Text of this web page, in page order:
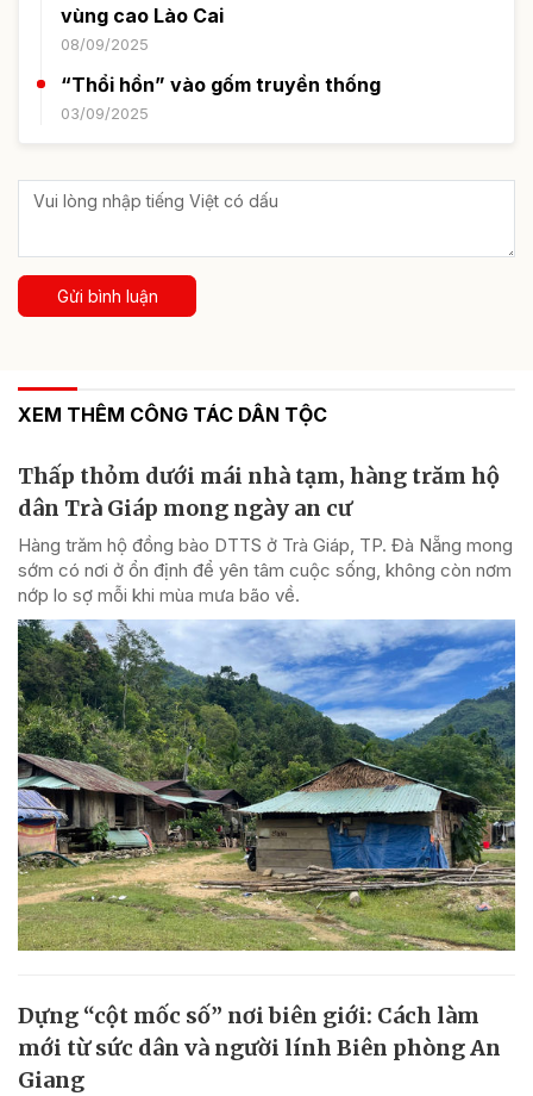
vùng cao Lào Cai
08/09/2025
“Thổi hồn” vào gốm truyền thống
03/09/2025
Gửi bình luận
XEM THÊM CÔNG TÁC DÂN TỘC
Thấp thỏm dưới mái nhà tạm, hàng trăm hộ
dân Trà Giáp mong ngày an cư
Hàng trăm hộ đồng bào DTTS ở Trà Giáp, TP. Đà Nẵng mong
sớm có nơi ở ổn định để yên tâm cuộc sống, không còn nơm
nớp lo sợ mỗi khi mùa mưa bão về.
Dựng “cột mốc số” nơi biên giới: Cách làm
mới từ sức dân và người lính Biên phòng An
Giang